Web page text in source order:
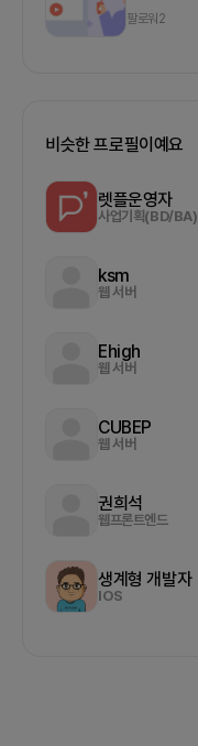
팔로워 2
비슷한 프로필이예요
렛플운영자
사업기획(BD/BA)
ksm
웹 서버
Ehigh
웹 서버
CUBEP
웹 서버
권희석
웹프론트엔드
생계형 개발자
IOS